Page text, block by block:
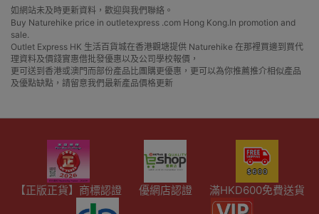
如網站未及時更新資料，歡迎與我們聯絡。
Buy Naturehike price in outletexpress .com Hong Kong.In promotion and
sale.
Outlet Express HK 生活百貨城在香港觀塘提供 Naturehike 在那裡買邊到買代
理資料及價錢實惠借批發優惠以及公司學校報價，
更可送到香港或澳門而部份產品比團購更優惠，更可以為你推薦推介相似產品
及優點缺點，請留意我們最新產品價格更新
【正版正貨】商標認證 優網店認證 滿HKD600免費送貨